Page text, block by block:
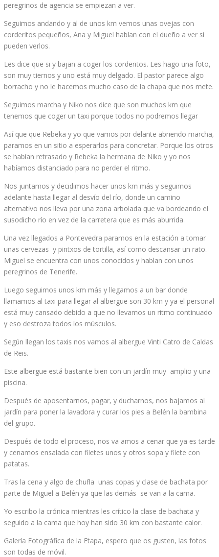
peregrinos de agencia se empiezan a ver.
Seguimos andando y al de unos km vemos unas ovejas con
corderitos pequeños, Ana y Miguel hablan con el dueño a ver si
pueden verlos.
Les dice que si y bajan a coger los corderitos. Les hago una foto,
son muy tiernos y uno está muy delgado. El pastor parece algo
borracho y no le hacemos mucho caso de la chapa que nos mete.
Seguimos marcha y Niko nos dice que son muchos km que
tenemos que coger un taxi porque todos no podremos llegar
Así que que Rebeka y yo que vamos por delante abriendo marcha,
paramos en un sitio a esperarlos para concretar. Porque los otros
se habían retrasado y Rebeka la hermana de Niko y yo nos
habíamos distanciado para no perder el ritmo.
Nos juntamos y decidimos hacer unos km más y seguimos
adelante hasta llegar al desvío del río, donde un camino
alternativo nos lleva por una zona arbolada que va bordeando el
susodicho río en vez de la carretera que es más aburrida.
Una vez llegados a Pontevedra paramos en la estación a tomar
unas cervezas y pintxos de tortilla, así como descansar un rato.
Miguel se encuentra con unos conocidos y hablan con unos
peregrinos de Tenerife.
Luego seguimos unos km más y llegamos a un bar donde
llamamos al taxi para llegar al albergue son 30 km y ya el personal
está muy cansado debido a que no llevamos un ritmo continuado
y eso destroza todos los músculos.
Según llegan los taxis nos vamos al albergue Vinti Catro de Caldas
de Reis.
Este albergue está bastante bien con un jardín muy amplio y una
piscina.
Después de aposentarnos, pagar, y ducharnos, nos bajamos al
jardín para poner la lavadora y curar los pies a Belén la bambina
del grupo.
Después de todo el proceso, nos va amos a cenar que ya es tarde
y cenamos ensalada con filetes unos y otros sopa y filete con
patatas.
Tras la cena y algo de chufla unas copas y clase de bachata por
parte de Miguel a Belén ya que las demás se van a la cama.
Yo escribo la crónica mientras les crítico la clase de bachata y
seguido a la cama que hoy han sido 30 km con bastante calor.
Galería Fotográfica de la Etapa, espero que os gusten, las fotos
son todas de móvil.